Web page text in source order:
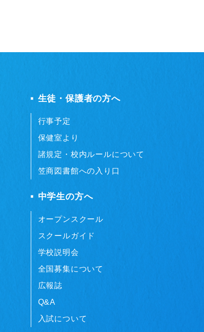
生徒・保護者の方へ
行事予定
保健室より
諸規定・校内ルールについて
笠商図書館への入り口
中学生の方へ
オープンスクール
スクールガイド
学校説明会
全国募集について
広報誌
Q&A
入試について